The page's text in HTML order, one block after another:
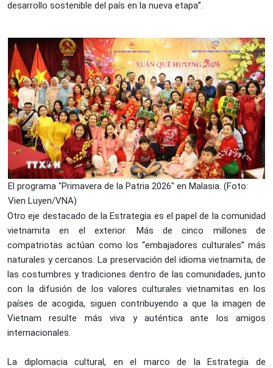
desarrollo sostenible del país en la nueva etapa”.
El programa "Primavera de la Patria 2026" en Malasia. (Foto:
Vien Luyen/VNA)
Otro eje destacado de la Estrategia es el papel de la comunidad
vietnamita en el exterior. Más de cinco millones de
compatriotas actúan como los “embajadores culturales” más
naturales y cercanos. La preservación del idioma vietnamita, de
las costumbres y tradiciones dentro de las comunidades, junto
con la difusión de los valores culturales vietnamitas en los
países de acogida, siguen contribuyendo a que la imagen de
Vietnam resulte más viva y auténtica ante los amigos
internacionales.
La diplomacia cultural, en el marco de la Estrategia de